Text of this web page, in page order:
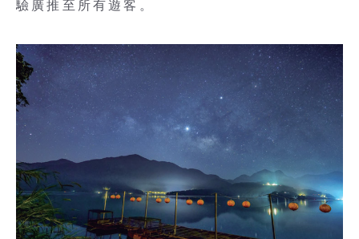
驗廣推至所有遊客。